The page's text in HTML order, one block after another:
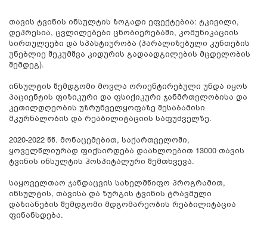
თავის ტვინის ინსულტის ზოგადი ეფექტებია: ტკივილი,
დეპრესია, ცვლილებები ცნობიერებაში, კომუნიკაციის
სირთულეები და სპასტიურობა (პარალიზებული კუნთების
უნებლიე შეკუმშვა კიდურის გადაადგილების მცდელობის
შემდეგ).
ინსულტის შემდგომი მოვლა ორიენტირებული უნდა იყოს
პაციენტის ფიზიკური და ფსიქიკური ჯანმრთელობისა და
კეთილდღეობის უზრუნველყოფაზე შესაბამისი
მკურნალობის და რეაბილიტაციის საფუძველზე.
2020-2022 წწ. მონაცემებით, საქართველოში,
ყოველწლიურად ფიქსირდება დაახლოებით 13000 თავის
ტვინის ინსულტის ჰოსპიტალური შემთხვევა.
საყოველთაო ჯანდაცვის სახელმწიფო პროგრამით,
ინსულტის, თავისა და ზურგის ტვინის ტრავმული
დაზიანების შემდგომი მდგომარეობის რეაბილიტაცია
ფინანსდება.